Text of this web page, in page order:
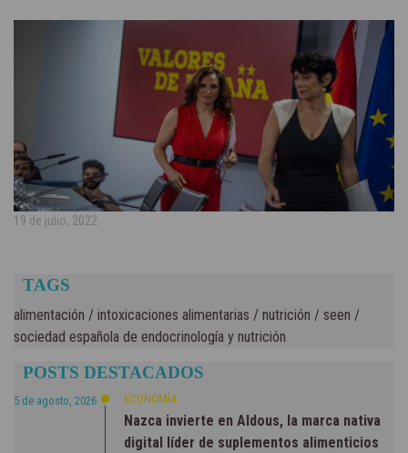
19 de julio, 2022
TAGS
alimentación / intoxicaciones alimentarias / nutrición / seen /
sociedad española de endocrinología y nutrición
POSTS DESTACADOS
5 de agosto, 2026 ECONOMÍA
Nazca invierte en Aldous, la marca nativa
digital líder de suplementos alimenticios